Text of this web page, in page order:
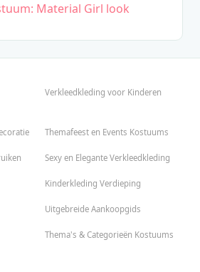
Material Girl look
Verkleedkleding voor Kinderen
Themafeest en Events Kostuums
Sexy en Elegante Verkleedkleding
Kinderkleding Verdieping
Uitgebreide Aankoopgids
Thema's & Categorieën Kostuums